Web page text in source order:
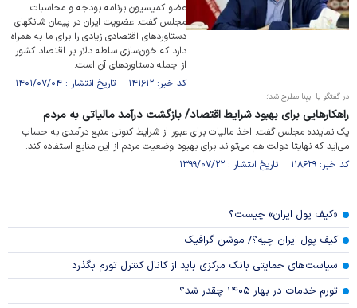
عضو کمیسیون برنامه بودجه و محاسبات
مجلس گفت: عضویت ایران در پیمان شانگهای
دستاورد‌های اقتصادی زیادی را برای ما به همراه
دارد که خون‌سازی سلطه دلار بر اقتصاد کشور
از جمله دستاورد‌های آن است.
کد خبر: ۱۴۱۶۱۲ تاریخ انتشار : ۱۴۰۱/۰۷/۰۴
در گفتگو با ایبِنا مطرح شد؛
راهکارهایی برای بهبود شرایط اقتصاد/ بازگشت درآمد مالیاتی به مردم
یک نماینده مجلس گفت: اخذ مالیات برای عبور از شرایط کنونی منبع درآمدی به حساب
می‌آید که نهایتا دولت هم می‌تواند برای بهبود وضعیت مردم از این منابع استفاده کند.
کد خبر: ۱۱۸۶۲۹ تاریخ انتشار : ۱۳۹۹/۰۷/۲۲
«کیف پول ایران» چیست؟
کیف پول ایران چیه؟/ موشن گرافیک
سیاست‌های حمایتی بانک مرکزی باید از کانال کنترل تورم بگذرد
تورم خدمات در بهار ۱۴۰۵ چقدر شد؟